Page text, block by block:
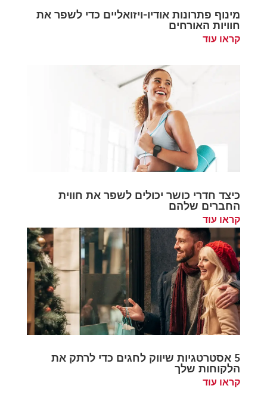
מינוף פתרונות אודיו-ויזואליים כדי לשפר את
חוויות האורחים
קראו עוד
כיצד חדרי כושר יכולים לשפר את חווית
החברים שלהם
קראו עוד
5 אסטרטגיות שיווק לחגים כדי לרתק את
הלקוחות שלך
קראו עוד